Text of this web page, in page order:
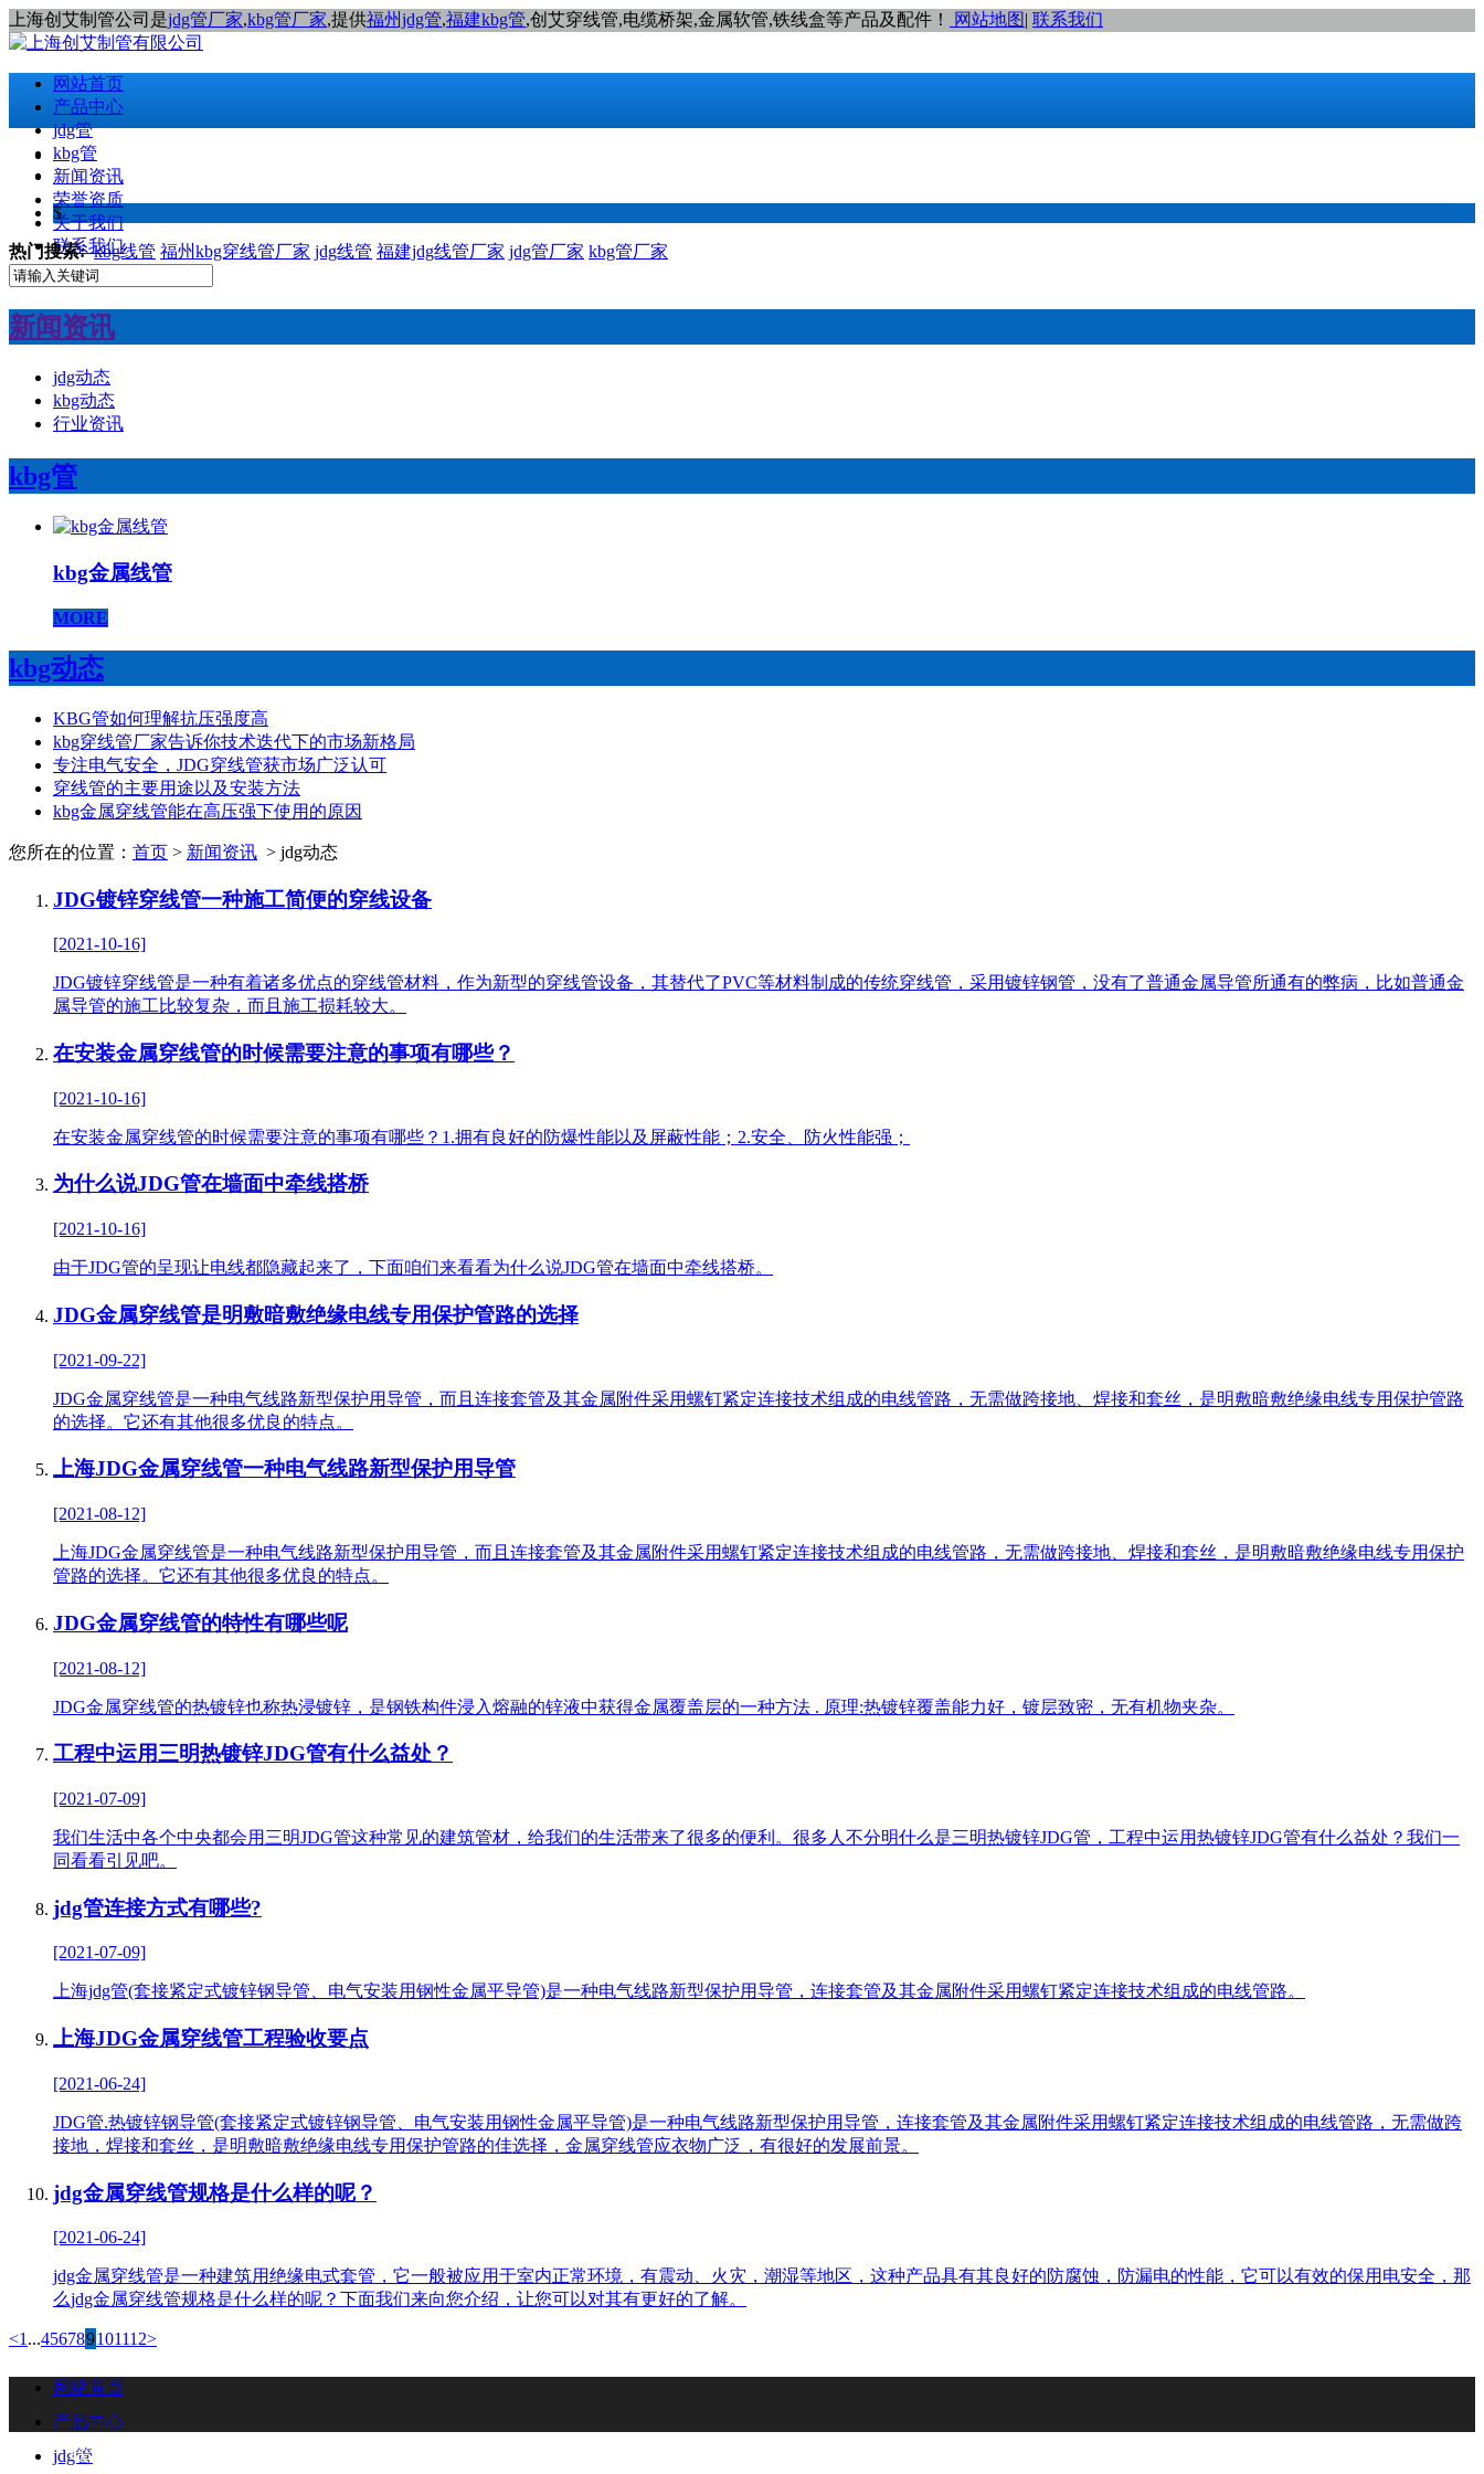
上海创艾制管公司是jdg管厂家,kbg管厂家,提供福州jdg管,福建kbg管,创艾穿线管,电缆桥架,金属软管,铁线盒等产品及配件！ 网站地图 | 联系我们
网站首页
产品中心
jdg管
kbg管
新闻资讯
荣誉资质
关于我们
联系我们
$
热门搜索: kbg线管 福州kbg穿线管厂家 jdg线管 福建jdg线管厂家 jdg管厂家 kbg管厂家
新闻资讯
jdg动态
kbg动态
行业资讯
kbg管
kbg金属线管
MORE
kbg动态
KBG管如何理解抗压强度高
kbg穿线管厂家告诉你技术迭代下的市场新格局
专注电气安全，JDG穿线管获市场广泛认可
穿线管的主要用途以及安装方法
kbg金属穿线管能在高压强下使用的原因
您所在的位置： 首页 > 新闻资讯 > jdg动态
JDG镀锌穿线管一种施工简便的穿线设备
[2021-10-16]
JDG镀锌穿线管是一种有着诸多优点的穿线管材料，作为新型的穿线管设备，其替代了PVC等材料制成的传统穿线管，采用镀锌钢管，没有了普通金属导管所通有的弊病，比如普通金
属导管的施工比较复杂，而且施工损耗较大。
在安装金属穿线管的时候需要注意的事项有哪些？
[2021-10-16]
在安装金属穿线管的时候需要注意的事项有哪些？1.拥有良好的防爆性能以及屏蔽性能；2.安全、防火性能强；
为什么说JDG管在墙面中牵线搭桥
[2021-10-16]
由于JDG管的呈现让电线都隐藏起来了，下面咱们来看看为什么说JDG管在墙面中牵线搭桥。
JDG金属穿线管是明敷暗敷绝缘电线专用保护管路的选择
[2021-09-22]
JDG金属穿线管是一种电气线路新型保护用导管，而且连接套管及其金属附件采用螺钉紧定连接技术组成的电线管路，无需做跨接地、焊接和套丝，是明敷暗敷绝缘电线专用保护管路
的选择。它还有其他很多优良的特点。
上海JDG金属穿线管一种电气线路新型保护用导管
[2021-08-12]
上海JDG金属穿线管是一种电气线路新型保护用导管，而且连接套管及其金属附件采用螺钉紧定连接技术组成的电线管路，无需做跨接地、焊接和套丝，是明敷暗敷绝缘电线专用保护
管路的选择。它还有其他很多优良的特点。
JDG金属穿线管的特性有哪些呢
[2021-08-12]
JDG金属穿线管的热镀锌也称热浸镀锌，是钢铁构件浸入熔融的锌液中获得金属覆盖层的一种方法 . 原理:热镀锌覆盖能力好，镀层致密，无有机物夹杂。
工程中运用三明热镀锌JDG管有什么益处？
[2021-07-09]
我们生活中各个中央都会用三明JDG管这种常见的建筑管材，给我们的生活带来了很多的便利。很多人不分明什么是三明热镀锌JDG管，工程中运用热镀锌JDG管有什么益处？我们一
同看看引见吧。
jdg管连接方式有哪些?
[2021-07-09]
上海jdg管(套接紧定式镀锌钢导管、电气安装用钢性金属平导管)是一种电气线路新型保护用导管，连接套管及其金属附件采用螺钉紧定连接技术组成的电线管路。
上海JDG金属穿线管工程验收要点
[2021-06-24]
JDG管.热镀锌钢导管(套接紧定式镀锌钢导管、电气安装用钢性金属平导管)是一种电气线路新型保护用导管，连接套管及其金属附件采用螺钉紧定连接技术组成的电线管路，无需做跨
接地，焊接和套丝，是明敷暗敷绝缘电线专用保护管路的佳选择，金属穿线管应衣物广泛，有很好的发展前景。
jdg金属穿线管规格是什么样的呢？
[2021-06-24]
jdg金属穿线管是一种建筑用绝缘电式套管，它一般被应用于室内正常环境，有震动、火灾，潮湿等地区，这种产品具有其良好的防腐蚀，防漏电的性能，它可以有效的保用电安全，那
么jdg金属穿线管规格是什么样的呢？下面我们来向您介绍，让您可以对其有更好的了解。
<1 ...456789101112>
网站首页
产品中心
jdg管
联系我们